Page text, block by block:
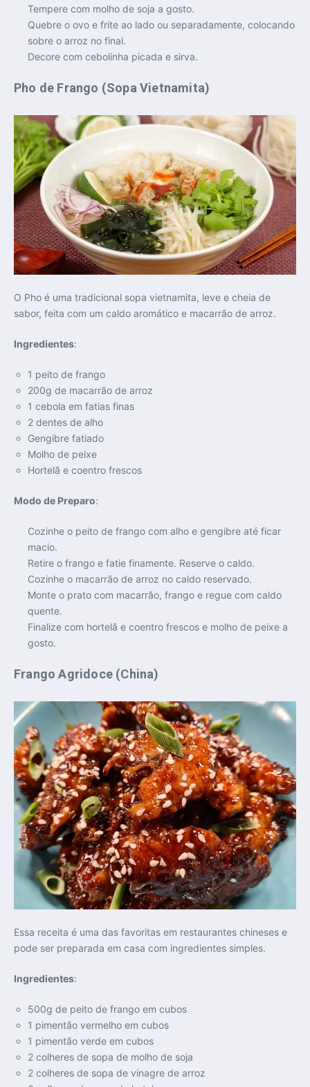
Tempere com molho de soja a gosto.
Quebre o ovo e frite ao lado ou separadamente, colocando
sobre o arroz no final.
Decore com cebolinha picada e sirva.
Pho de Frango (Sopa Vietnamita)
O Pho é uma tradicional sopa vietnamita, leve e cheia de
sabor, feita com um caldo aromático e macarrão de arroz.
Ingredientes:
1 peito de frango
200g de macarrão de arroz
1 cebola em fatias finas
2 dentes de alho
Gengibre fatiado
Molho de peixe
Hortelã e coentro frescos
Modo de Preparo:
Cozinhe o peito de frango com alho e gengibre até ficar
macio.
Retire o frango e fatie finamente. Reserve o caldo.
Cozinhe o macarrão de arroz no caldo reservado.
Monte o prato com macarrão, frango e regue com caldo
quente.
Finalize com hortelã e coentro frescos e molho de peixe a
gosto.
Frango Agridoce (China)
Essa receita é uma das favoritas em restaurantes chineses e
pode ser preparada em casa com ingredientes simples.
Ingredientes:
500g de peito de frango em cubos
1 pimentão vermelho em cubos
1 pimentão verde em cubos
2 colheres de sopa de molho de soja
2 colheres de sopa de vinagre de arroz